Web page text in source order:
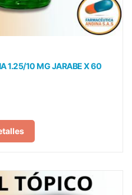
1.25/10 MG JARABE X 60